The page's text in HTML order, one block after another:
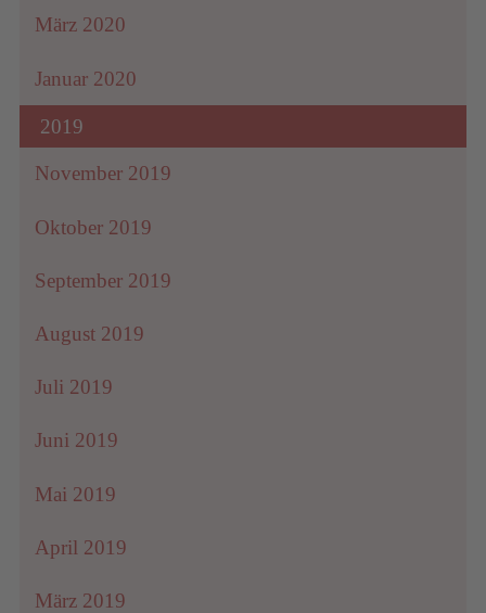
März 2020
Januar 2020
2019
November 2019
Oktober 2019
September 2019
August 2019
Juli 2019
Juni 2019
Mai 2019
April 2019
März 2019